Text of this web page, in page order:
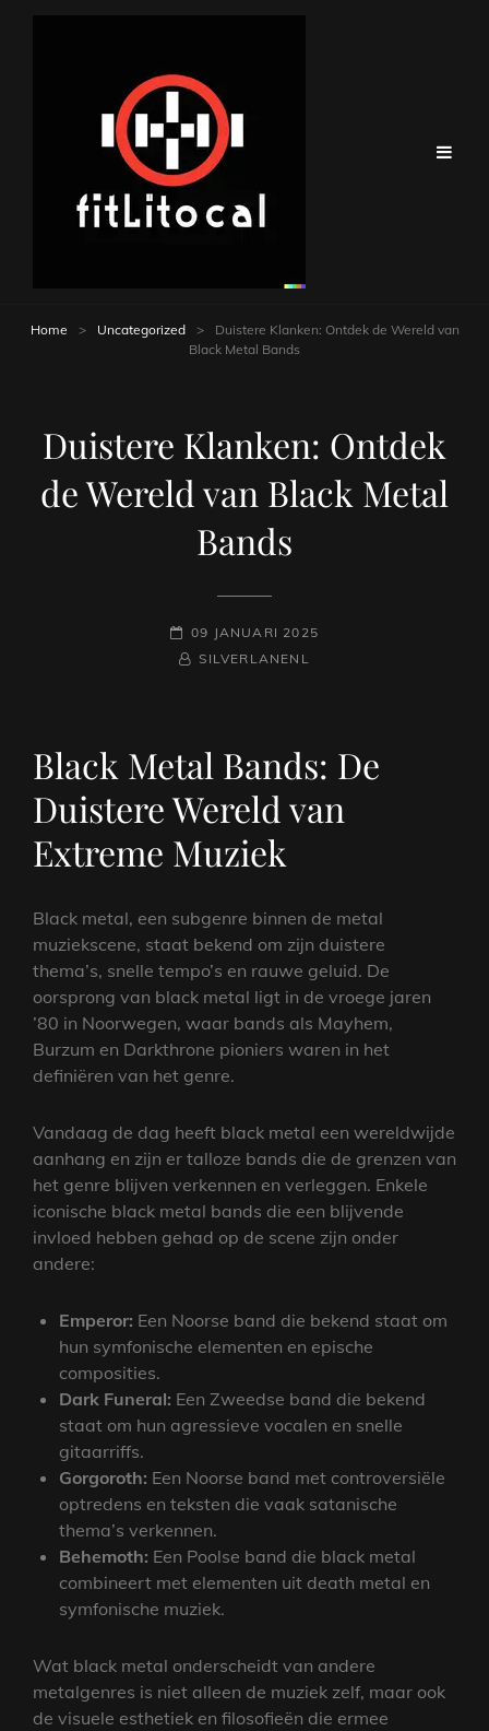
Home > Uncategorized >
Duistere Klanken: Ontdek de Wereld van
Black Metal Bands
Duistere Klanken: Ontdek
de Wereld van Black Metal
Bands
GEPLAATST
OP
09 JANUARI 2025
NAAMREGEL
BYLINE
SILVERLANENL
Black Metal Bands: De
Duistere Wereld van
Extreme Muziek
Black metal, een subgenre binnen de metal
muziekscene, staat bekend om zijn duistere
thema’s, snelle tempo’s en rauwe geluid. De
oorsprong van black metal ligt in de vroege jaren
’80 in Noorwegen, waar bands als Mayhem,
Burzum en Darkthrone pioniers waren in het
definiëren van het genre.
Vandaag de dag heeft black metal een wereldwijde
aanhang en zijn er talloze bands die de grenzen van
het genre blijven verkennen en verleggen. Enkele
iconische black metal bands die een blijvende
invloed hebben gehad op de scene zijn onder
andere:
Emperor: Een Noorse band die bekend staat om
hun symfonische elementen en epische
composities.
Dark Funeral: Een Zweedse band die bekend
staat om hun agressieve vocalen en snelle
gitaarriffs.
Gorgoroth: Een Noorse band met controversiële
optredens en teksten die vaak satanische
thema’s verkennen.
Behemoth: Een Poolse band die black metal
combineert met elementen uit death metal en
symfonische muziek.
Wat black metal onderscheidt van andere
metalgenres is niet alleen de muziek zelf, maar ook
de visuele esthetiek en filosofieën die ermee